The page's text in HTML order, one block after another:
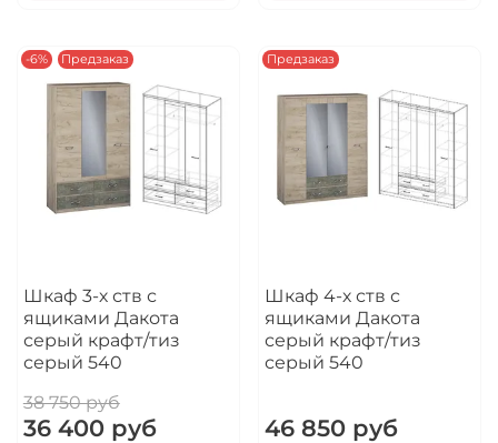
-6% Предзаказ
Шкаф 3-х ств с
ящиками Дакота
серый крафт/тиз
серый 540
38 750 руб
36 400 руб
Предзаказ
Шкаф 4-х ств с
ящиками Дакота
серый крафт/тиз
серый 540
46 850 руб